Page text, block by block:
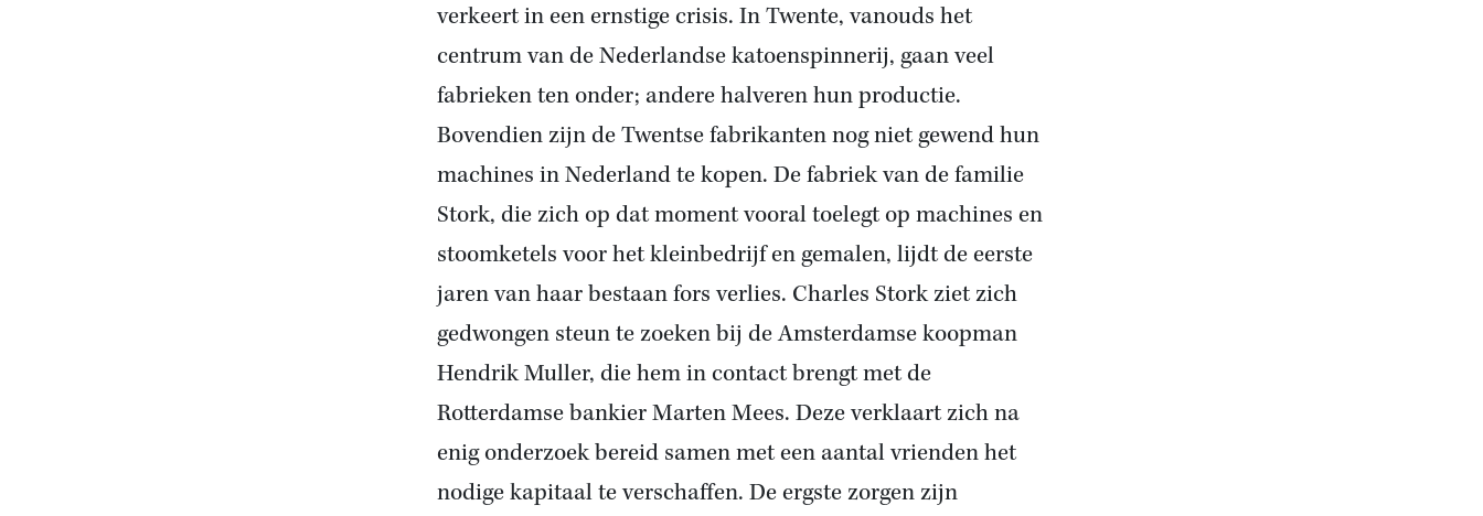
verkeert in een ernstige crisis. In Twente, vanouds het
centrum van de Nederlandse katoenspinnerij, gaan veel
fabrieken ten onder; andere halveren hun productie.
Bovendien zijn de Twentse fabrikanten nog niet gewend hun
machines inNederlandte kopen. De fabriek van de familie
Stork, die zich op dat moment vooral toelegt op machines en
stoomketels voor het kleinbedrijf en gemalen, lijdt de eerste
jaren van haar bestaan fors verlies. Charles Stork ziet zich
gedwongen steun te zoeken bij de Amsterdamse koopman
Hendrik Muller, die hem in contact brengt met de
Rotterdamse bankier Marten Mees. Deze verklaart zich na
enig onderzoek bereid samen met een aantal vrienden het
nodige kapitaal te verschaffen. De ergste zorgen zijn